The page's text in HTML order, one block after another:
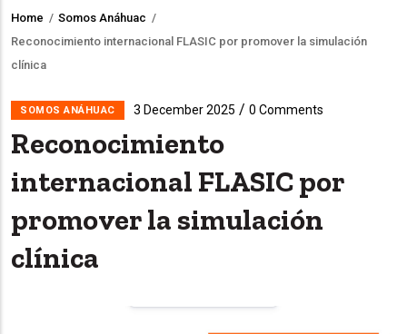
Breadcrumb
Home / Somos Anáhuac /
Reconocimiento internacional FLASIC por promover la simulación
clínica
SOMOS ANÁHUAC 3 December 2025 / 0 Comments
Reconocimiento
internacional FLASIC por
promover la simulación
clínica